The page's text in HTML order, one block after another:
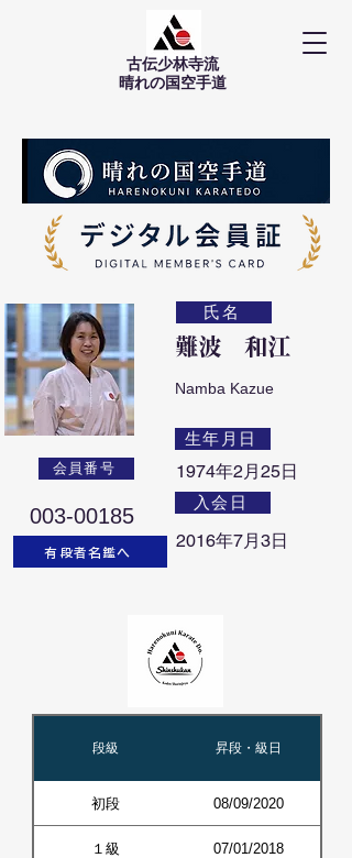
古伝少林寺流
​晴れの国空手道
会員番号
003-00185
有段者名鑑へ
氏名
難波 和江
Namba Kazue
生年月日
1974年2月25日
入会日
2016年7月3日
段級 昇段・級日
初段 08/09/2020
１級 07/01/2018